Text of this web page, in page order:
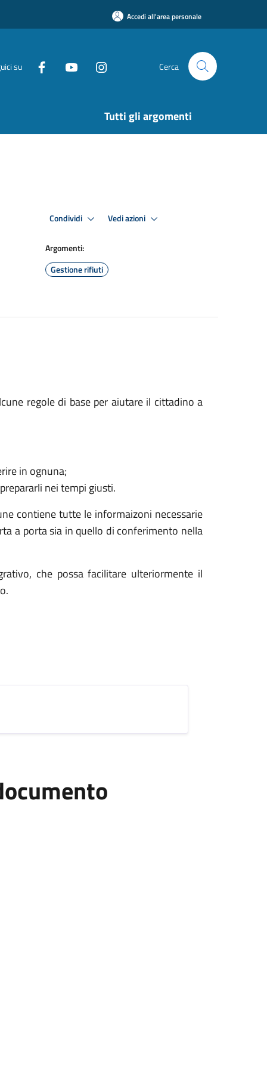
Accedi all'area personale
su Cerca
Tutti gli argomenti
Condividi Vedi azioni
Argomenti:
Gestione rifiuti
regole di base per aiutare il cittadino a
in ognuna;
nei tempi giusti.
contiene tutte le informaizoni necessarie
a porta sia in quello di conferimento nella
che possa facilitare ulteriormente il